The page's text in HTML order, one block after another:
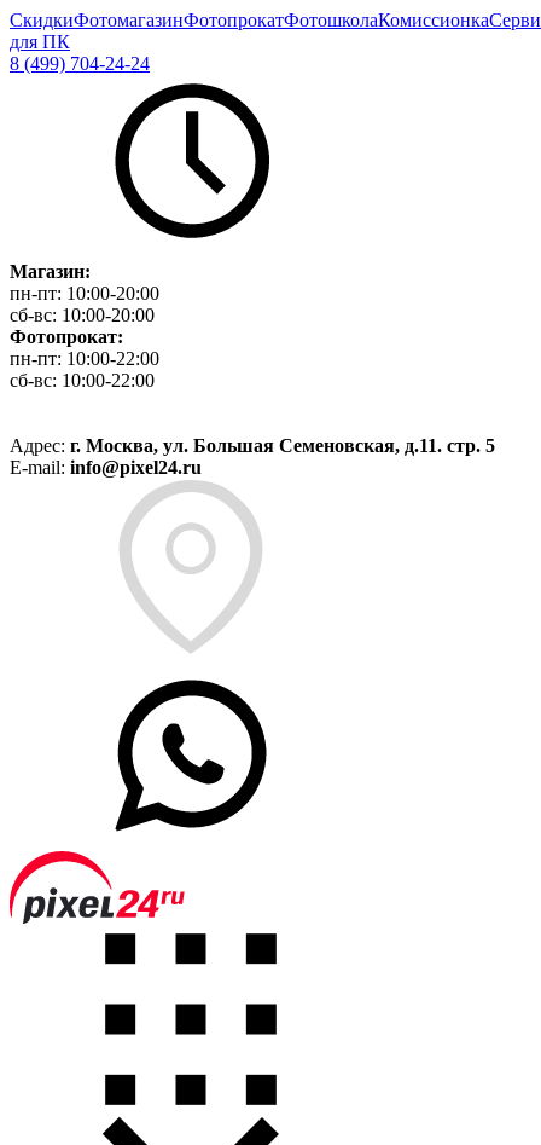
СкидкиФотомагазинФотопрокатФотошколаКомиссионка
для ПК
8 (499) 704-24-24
Магазин:
пн-пт: 10:00-20:00
сб-вс: 10:00-20:00
Фотопрокат:
пн-пт: 10:00-22:00
сб-вс: 10:00-22:00
Адрес: г. Москва, ул. Большая Семеновская, д.11. стр. 5
E-mail: info@pixel24.ru